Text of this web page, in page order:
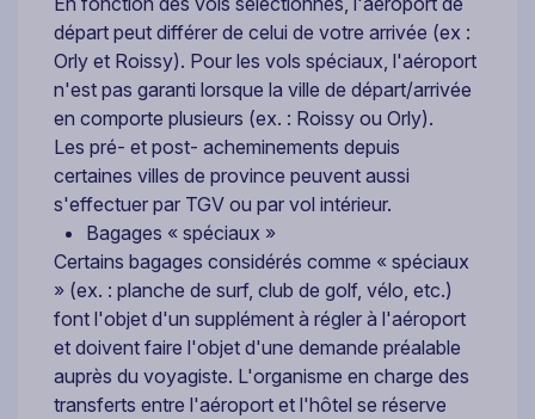
départ peut différer de celui de votre arrivée (ex :
Orly et Roissy). Pour les vols spéciaux, l'aéroport
n'est pas garanti lorsque la ville de départ/arrivée
en comporte plusieurs (ex. : Roissy ou Orly).
Les pré- et post- acheminements depuis
certaines villes de province peuvent aussi
s'effectuer par TGV ou par vol intérieur.
Bagages « spéciaux »
Certains bagages considérés comme « spéciaux
» (ex. : planche de surf, club de golf, vélo, etc.)
font l'objet d'un supplément à régler à l'aéroport
et doivent faire l'objet d'une demande préalable
auprès du voyagiste. L'organisme en charge des
transferts entre l'aéroport et l'hôtel se réserve